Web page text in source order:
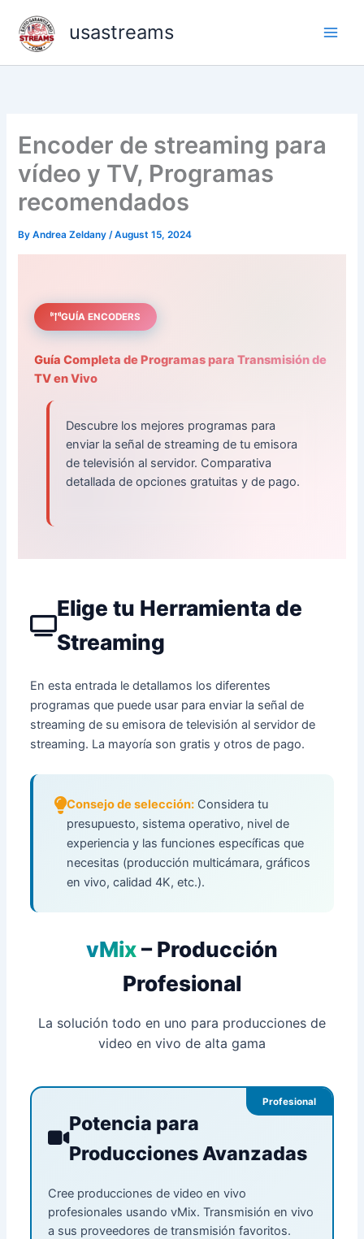
content
usastreams
Encoder de streaming para
vídeo y TV, Programas
recomendados
ByAndrea Zeldany/August 15, 2024
GUÍA ENCODERS
Guía Completa de Programas para Transmisión de
TV en Vivo
Descubre los mejores programas para
enviar la señal de streaming de tu emisora
de televisión al servidor. Comparativa
detallada de opciones gratuitas y de pago.
Elige tu Herramienta de
Streaming
En esta entrada le detallamos los diferentes
programas que puede usar para enviar la señal de
streaming de su emisora de televisión al servidor de
streaming. La mayoría son gratis y otros de pago.
Consejo de selección: Considera tu
presupuesto, sistema operativo, nivel de
experiencia y las funciones específicas que
necesitas (producción multicámara, gráficos
en vivo, calidad 4K, etc.).
vMix– Producción
Profesional
La solución todo en uno para producciones de
video en vivo de alta gama
Profesional
Potencia para
Producciones Avanzadas
Cree producciones de video en vivo
profesionales usando vMix. Transmisión en vivo
a sus proveedores de transmisión favoritos.